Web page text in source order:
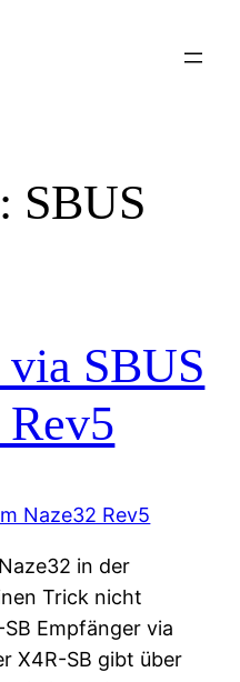
SBUS
SBUS
in der
Trick nicht
Empfänger via
X4R-SB gibt über